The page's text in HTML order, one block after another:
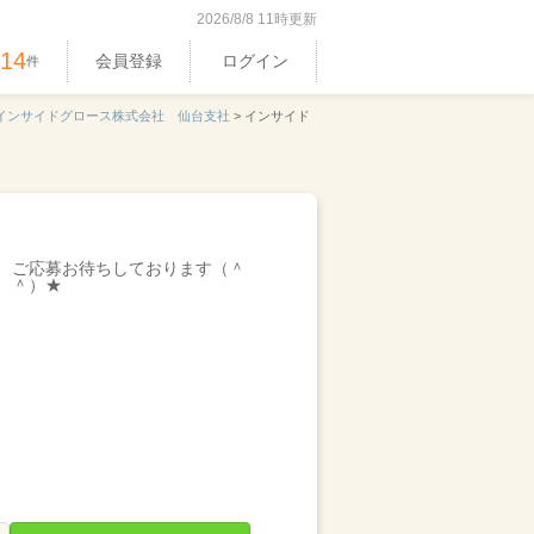
2026/8/8 11時更新
件 会員登録 ログイン
ンサイドグロース株式会社 仙台支社 > インサイド
ご応募お待ちしております（＾
＾）★